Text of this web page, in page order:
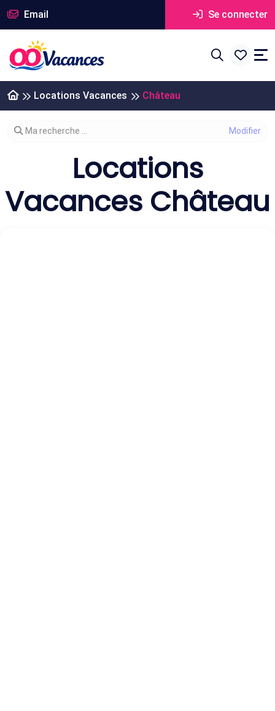
Email Se connecter
Locations Vacances Château
Modifier votre recherche
Ma recherche ...
Locations
Vacances Château